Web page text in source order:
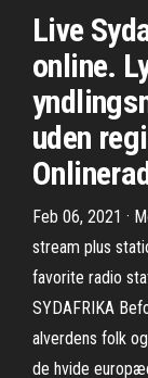
Live
online.
uden
Feb 06, 2021 ·
stream plus
favorite radio
SYDAFRIKA
alverdens folk
de hvide